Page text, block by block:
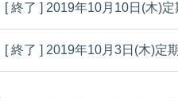
[ 終了 ] 2019年10月10日(木)
[ 終了 ] 2019年10月3日(木)定